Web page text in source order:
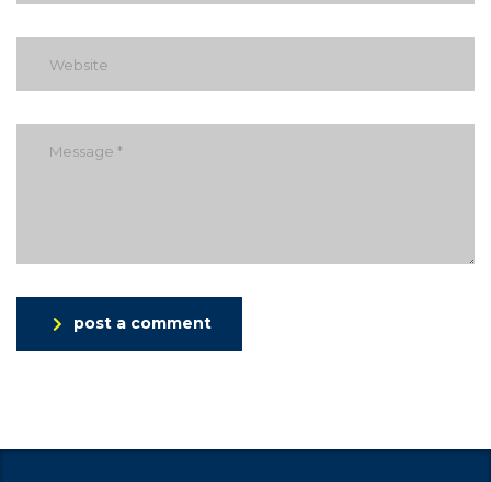
post a comment